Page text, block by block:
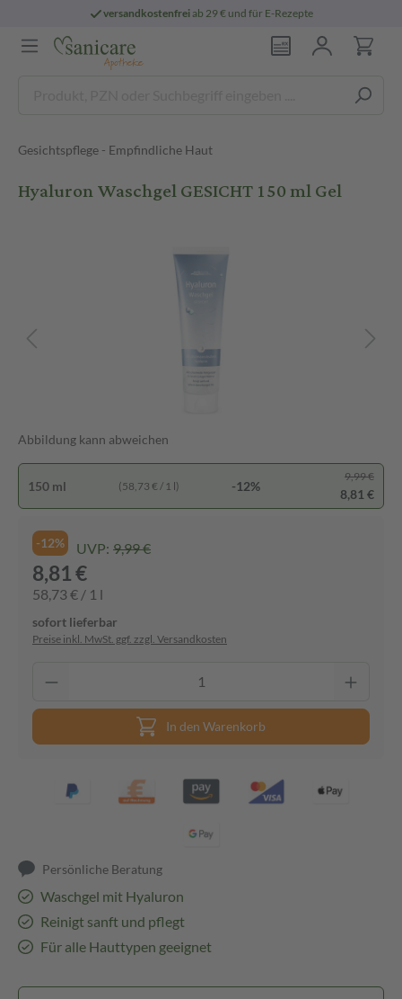
versandkostenfreiab 29 € und für E-Rezepte
Gesichtspflege - Empfindliche Haut
Hyaluron Waschgel GESICHT 150 ml Gel
Abbildung kann abweichen
150 ml (58,73 € / 1 l) -12%
9,99 €
8,81 €
-12% UVP: 9,99 €
8,81 €
58,73 € / 1 l
sofort lieferbar
Preise inkl. MwSt. ggf. zzgl. Versandkosten
In den Warenkorb
Persönliche Beratung
Waschgel mit Hyaluron
Reinigt sanft und pflegt
Für alle Hauttypen geeignet